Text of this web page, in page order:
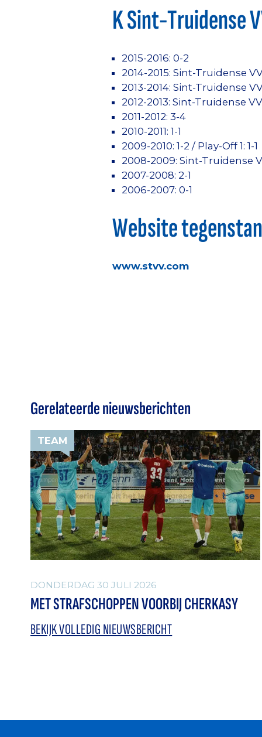
K Sint-Truidense
2015-2016: 0-2
2014-2015: Sint-Truidense
2013-2014: Sint-Truidense
2012-2013: Sint-Truidense
2011-2012: 3-4
2010-2011: 1-1
2009-2010: 1-2 / Play-Off 1: 1-1
2008-2009: Sint-Truidense
2007-2008: 2-1
2006-2007: 0-1
Website
www.stvv.com
Gerelateerde nieuwsberichten
TEAM
DONDERDAG 30 JULI 2026
MET STRAFSCHOPPEN VOORBIJ CHERKASY
BEKIJK VOLLEDIG NIEUWSBERICHT